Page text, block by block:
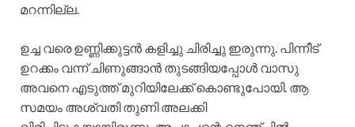
മറന്നില്ല.
ഉച്ച വരെ ഉണ്ണിക്കുട്ടൻ കളിച്ചു ചിരിച്ചു ഇരുന്നു. പിന്നീട്
ഉറക്കം വന്ന് ചിണുങ്ങാൻ തുടങ്ങിയപ്പോൾ വാസു
അവനെ എടുത്ത് മുറിയിലേക്ക് കൊണ്ടുപോയി. ആ
സമയം അശ്വതി തുണി അലക്കി